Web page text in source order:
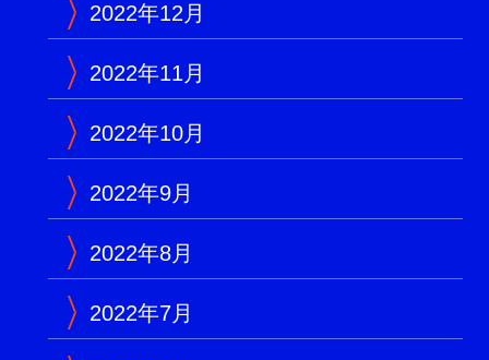
2022年12月
2022年11月
2022年10月
2022年9月
2022年8月
2022年7月